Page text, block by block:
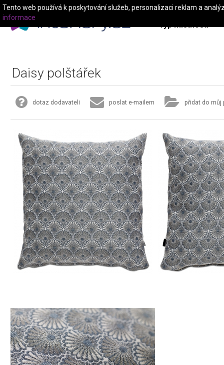
Typ místnosti
Daisy polštářek
dotaz dodavateli poslat e-mailem přidat do můj
Tento web používá k poskytování služeb, personalizaci reklam a
informace